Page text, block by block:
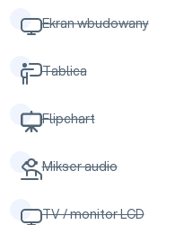
Ekran wbudowany
Tablica
Flipchart
Mikser audio
TV / monitor LCD